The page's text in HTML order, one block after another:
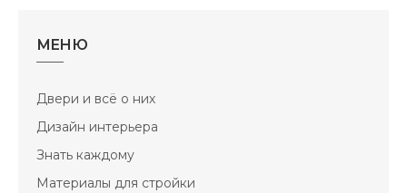
МЕНЮ
Двери и всё о них
Дизайн интерьера
Знать каждому
Материалы для стройки